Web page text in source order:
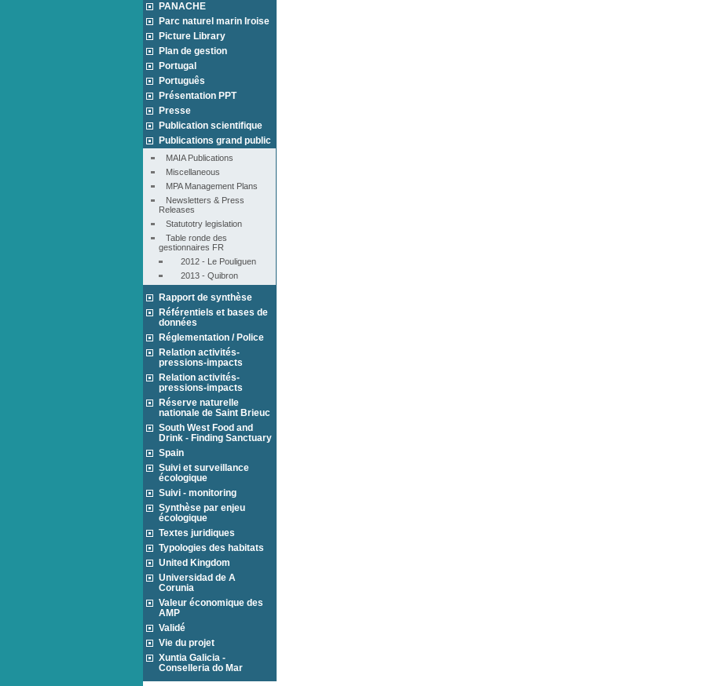
PANACHE
Parc naturel marin Iroise
Picture Library
Plan de gestion
Portugal
Português
Présentation PPT
Presse
Publication scientifique
Publications grand public
MAIA Publications
Miscellaneous
MPA Management Plans
Newsletters & Press
Releases
Statutotry legislation
Table ronde des
gestionnaires FR
2012 - Le Pouliguen
2013 - Quibron
Rapport de synthèse
Référentiels et bases de
données
Réglementation / Police
Relation activités-
pressions-impacts
Relation activités-
pressions-impacts
Réserve naturelle
nationale de Saint Brieuc
South West Food and
Drink - Finding Sanctuary
Spain
Suivi et surveillance
écologique
Suivi - monitoring
Synthèse par enjeu
écologique
Textes juridiques
Typologies des habitats
United Kingdom
Universidad de A
Corunia
Valeur économique des
AMP
Validé
Vie du projet
Xuntia Galicia -
Conselleria do Mar